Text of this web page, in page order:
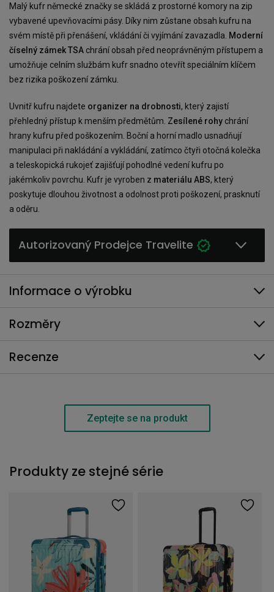
Malý kufr německé značky se skládá z prostorné komory na zip
vybavené upevňovacími pásy. Díky nim zůstane obsah kufru na
svém místě při přenášení, vkládání či vyjímání zavazadla. Moderní
číselný zámek TSA chrání obsah před neoprávněným přístupem a
umožňuje celním službám kufr snadno otevřít speciálním klíčem
bez rizika poškození zámku.
Uvnitř kufru najdete organizer na drobnosti, který zajistí
přehledný přístup k menším předmětům. Zesílené rohy chrání
hrany kufru před poškozením. Boční a horní madlo usnadňují
manipulaci při nakládání a vykládání, zatímco čtyři otočná kolečka
a teleskopická rukojeť zajišťují pohodlné vedení kufru po
jakémkoliv povrchu. Kufr je vyroben z materiálu ABS, který
poskytuje dlouhou životnost a odolnost proti poškození, prasknutí
a oděru.
Autorizovaný Prodejce Travelite
Informace o výrobku
Rozměry
Recenze
Zeptejte se na produkt
Produkty ze stejné série